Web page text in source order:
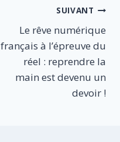
SUIVANT
Le rêve numérique
français à l’épreuve du
réel : reprendre la
main est devenu un
devoir !